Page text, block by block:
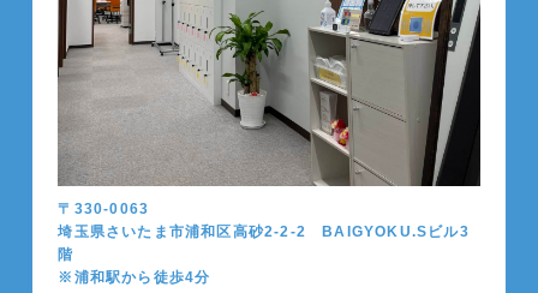
〒330-0063
埼玉県さいたま市浦和区高砂2-2-2 BAIGYOKU.Sビル3
階
※浦和駅から徒歩4分